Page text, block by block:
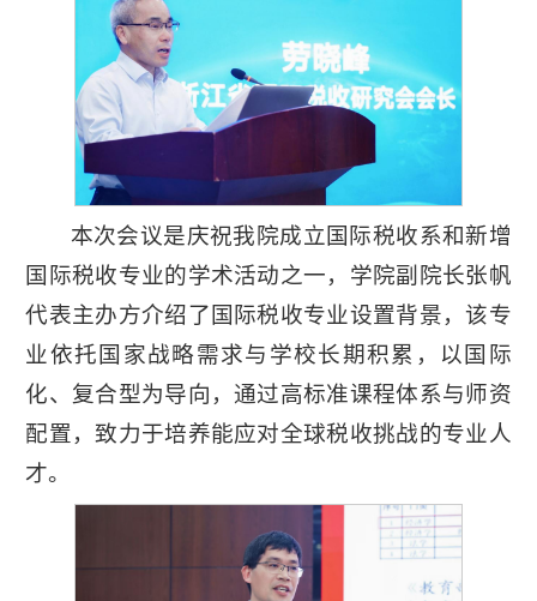
本次会议是庆祝我院成立国际税收系和新增
国际税收专业的学术活动之一，学院副院长张帆
代表主办方介绍了国际税收专业设置背景，该专
业依托国家战略需求与学校长期积累，以国际
化、复合型为导向，通过高标准课程体系与师资
配置，致力于培养能应对全球税收挑战的专业人
才。